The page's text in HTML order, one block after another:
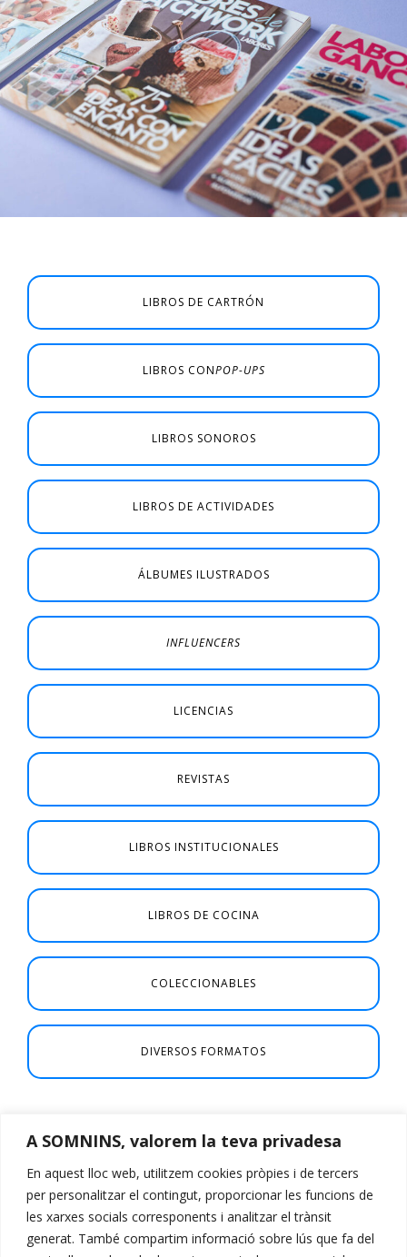
A SOMNINS, valorem la teva privadesa
En aquest lloc web, utilitzem cookies pròpies i de tercers
per personalitzar el contingut, proporcionar les funcions de
les xarxes socials corresponents i analitzar el trànsit
generat. També compartim informació sobre lús que fa del
LIBROS DE CARTRÓN
LIBROS CONPOP-UPS
LIBROS SONOROS
LIBROS DE ACTIVIDADES
ÁLBUMES ILUSTRADOS
INFLUENCERS
LICENCIAS
REVISTAS
LIBROS INSTITUCIONALES
LIBROS DE COCINA
COLECCIONABLES
DIVERSOS FORMATOS